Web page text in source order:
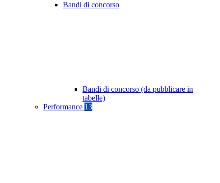
Bandi di concorso
Bandi di concorso (da pubblicare in
tabelle)
Performance 13